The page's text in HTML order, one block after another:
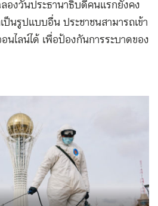
องวันประธานาธิบดีคนแรกยังคง
นรูปแบบอื่น ประชาชนสามารถเข้า
นไลน์ได้ เพื่อป้องกันการระบาดของ